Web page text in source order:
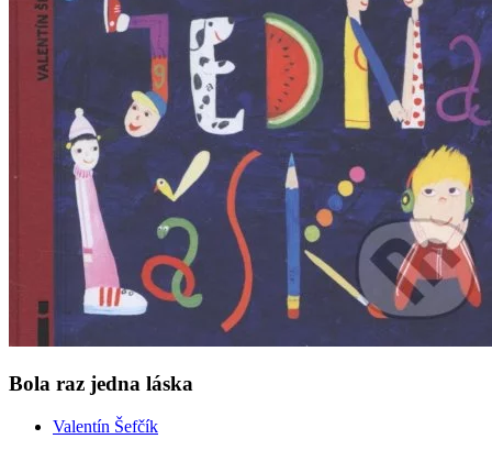
Bola raz jedna láska
Valentín Šefčík